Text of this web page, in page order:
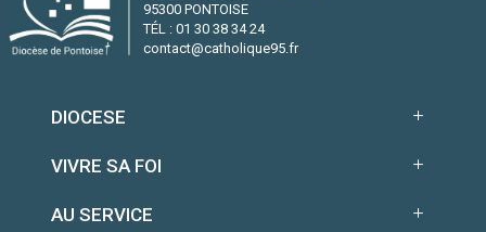
95300 PONTOISE
TÉL : 01 30 38 34 24
contact@catholique95.fr
DIOCESE
VIVRE SA FOI
AU SERVICE